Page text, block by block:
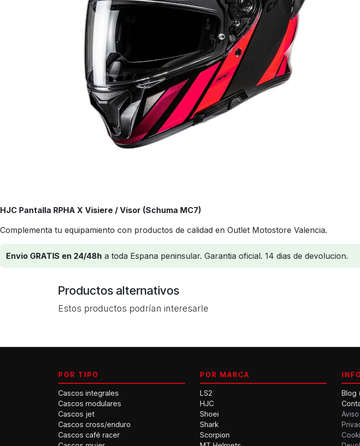
HJC Pantalla RPHA X Visiere / Visor (Schuma MC7)
Complementa tu equipamiento con productos de calidad en Outlet Motostore Valencia.
Envio GRATIS en 24/48h a toda Espana peninsular. Garantia oficial. 14 dias de devolucion.
Productos alternativos
Estos productos podrían interesarle
POR TIPO
Cascos integrales
Cascos modulares
Cascos jet
Cascos cross/enduro
Cascos café racer
POR MARCA
LS2
HJC
Shoei
Shark
Scorpion
Blog
Aviso